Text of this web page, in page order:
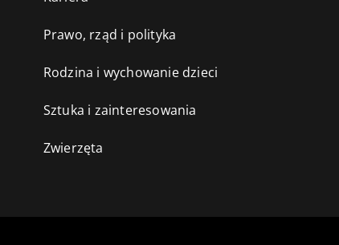
Prawo, rząd i polityka
Rodzina i wychowanie dzieci
Sztuka i zainteresowania
Zwierzęta